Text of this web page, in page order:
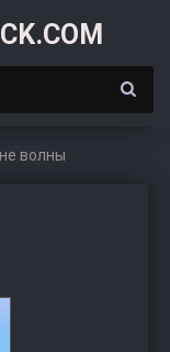
волны